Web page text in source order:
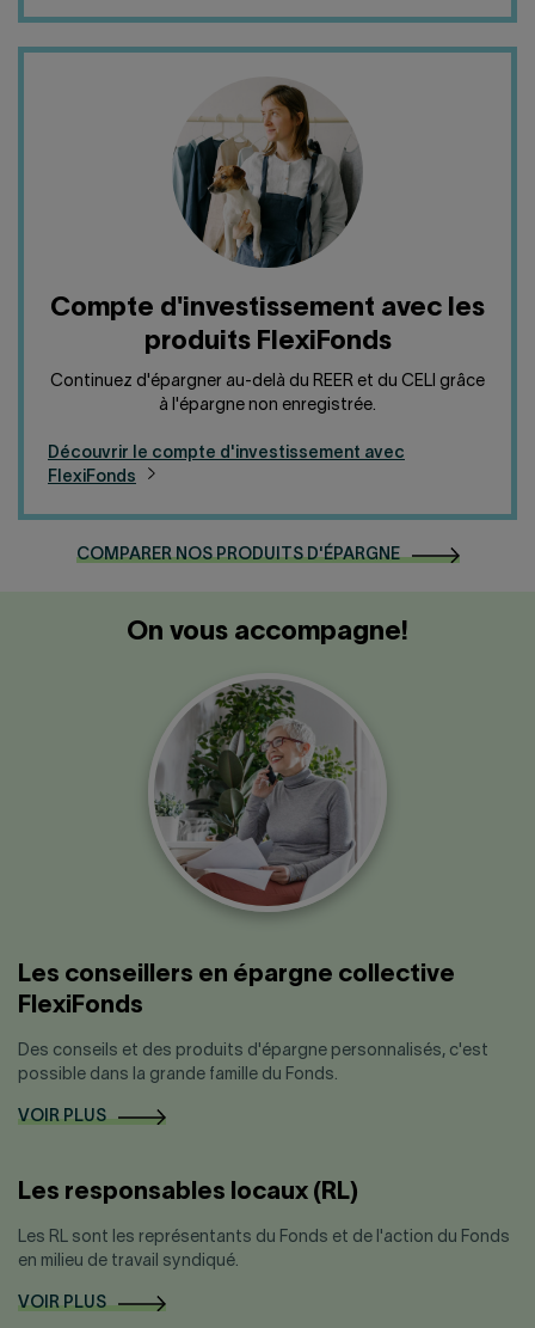
Compte d'investissement avec les
produits FlexiFonds
Continuez d'épargner au-delà du REER et du CELI grâce
à l'épargne non enregistrée.
Découvrir le compte d'investissement avec
FlexiFonds
COMPARER NOS PRODUITS D'ÉPARGNE
On vous accompagne!
Les conseillers en épargne collective
FlexiFonds
Des conseils et des produits d'épargne personnalisés, c'est
possible dans la grande famille du Fonds.
VOIR PLUS
Les responsables locaux (RL)
Les RL sont les représentants du Fonds et de l'action du Fonds
en milieu de travail syndiqué.
VOIR PLUS